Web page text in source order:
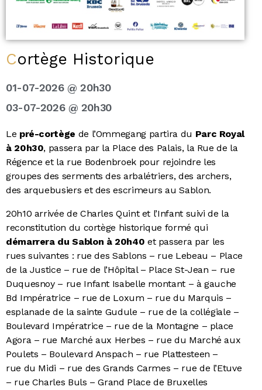
Cortège Historique
01-07-2026 @20h30
03-07-2026 @ 20h30
Le pré-cortège de l’Ommegang partira du Parc Royal
à 20h30, passera par la Place des Palais, la Rue de la
Régence et la rue Bodenbroek pour rejoindre les
groupes des serments des arbalétriers, des archers,
des arquebusiers et des escrimeurs au Sablon.
20h10 arrivée de Charles Quint et l’Infant suivi de la
reconstitution du cortège historique formé qui
démarrera du Sablon à 20h40 et passera par les
rues suivantes : rue des Sablons – rue Lebeau – Place
de la Justice – rue de l’Hôpital – Place St-Jean – rue
Duquesnoy – rue Infant Isabelle montant – à gauche
Bd Impératrice – rue de Loxum – rue du Marquis –
esplanade de la sainte Gudule – rue de la collégiale –
Boulevard Impératrice – rue de la Montagne – place
Agora – rue Marché aux Herbes – rue du Marché aux
Poulets – Boulevard Anspach – rue Plattesteen –
rue du Midi – rue des Grands Carmes – rue de l’Etuve
– rue Charles Buls – Grand Place de Bruxelles